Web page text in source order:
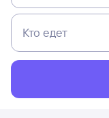
Кто едет